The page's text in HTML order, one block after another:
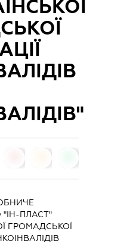
ПЛАСТ"
ГРОМАДСЬКОЇ